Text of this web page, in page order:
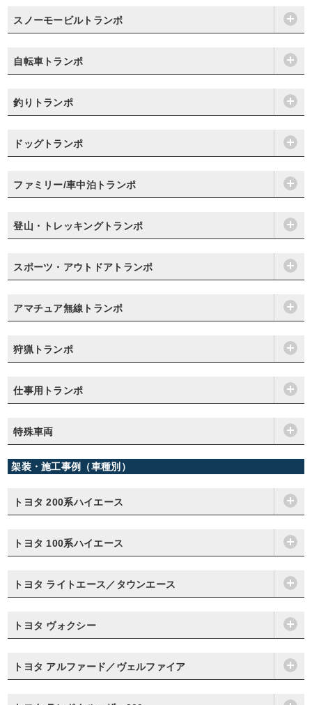
スノーモービルトランポ
自転車トランポ
釣りトランポ
ドッグトランポ
ファミリー/車中泊トランポ
登山・トレッキングトランポ
スポーツ・アウトドアトランポ
アマチュア無線トランポ
狩猟トランポ
仕事用トランポ
特殊車両
架装・施工事例（車種別）
トヨタ 200系ハイエース
トヨタ 100系ハイエース
トヨタ ライトエース／タウンエース
トヨタ ヴォクシー
トヨタ アルファード／ヴェルファイア